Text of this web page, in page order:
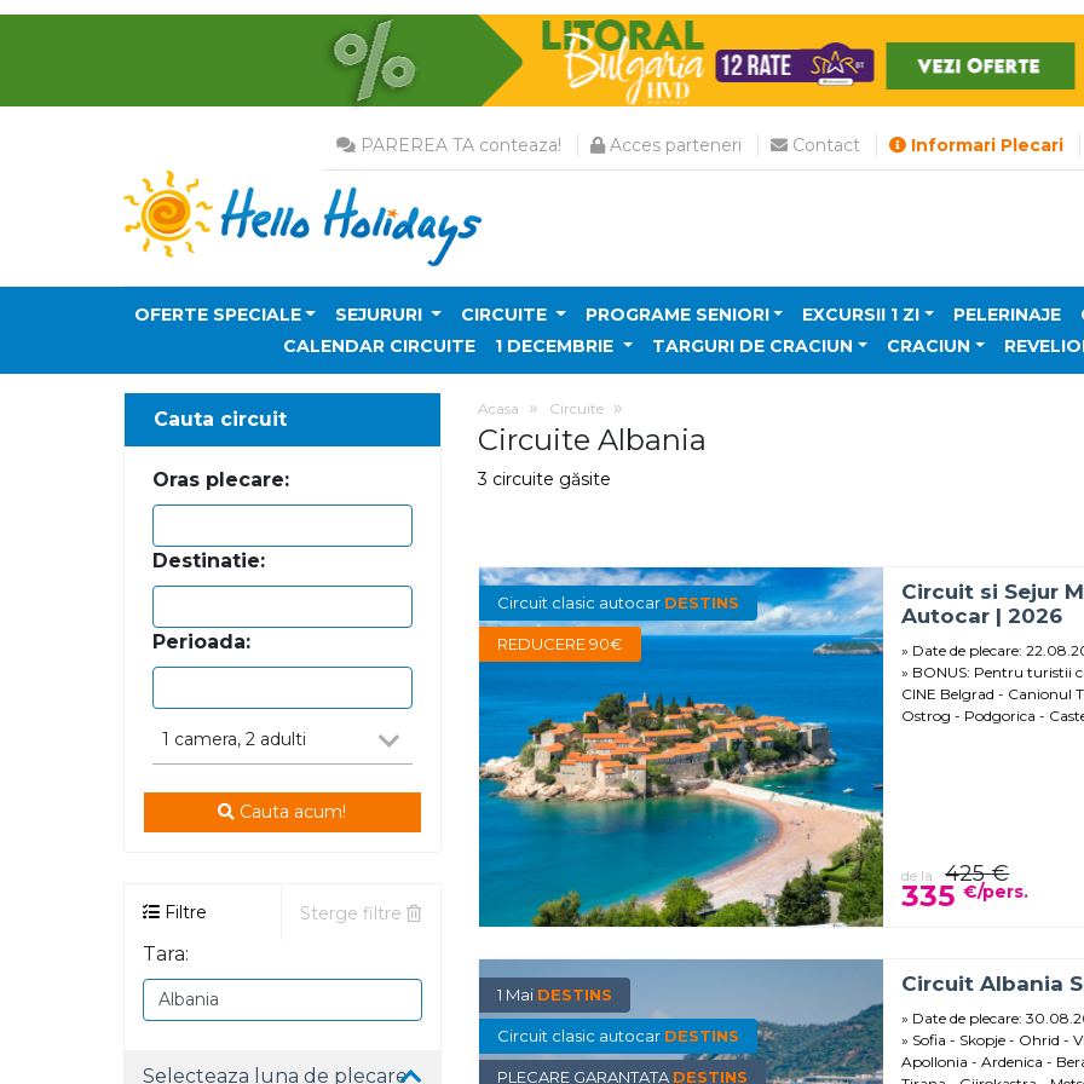
PAREREA TA conteaza! Acces parteneri Contact Informari Plecari
OFERTE SPECIALE SEJURURI CIRCUITE PROGRAME SENIORI EXCURSII 1 ZI PELERINAJE
CALENDAR CIRCUITE
1 DECEMBRIE TARGURI DE CRACIUN CRACIUN
Cauta circuit
Oras plecare:
Destinatie:
Perioada:
1 camera, 2 adulti
Cauta acum!
Filtre Sterge filtre
Tara:
Selecteaza luna de plecare
Acasa Circuite
Circuite Albania
3 circuite găsite
Circuit clasic autocar DESTINS
REDUCERE 90€
Circuit si Sejur
Autocar | 2026
Date de plecare:
BONUS: Pentru turistii
CINE Belgrad - Canionul
Ostrog - Podgorica -
de la 425 €
335€/pers.
1 Mai DESTINS
Circuit clasic autocar DESTINS
PLECARE GARANTATA DESTINS
Circuit Albania
Date de plecare:
Sofia - Skopje - Ohrid -
Apollonia - Ardenica -